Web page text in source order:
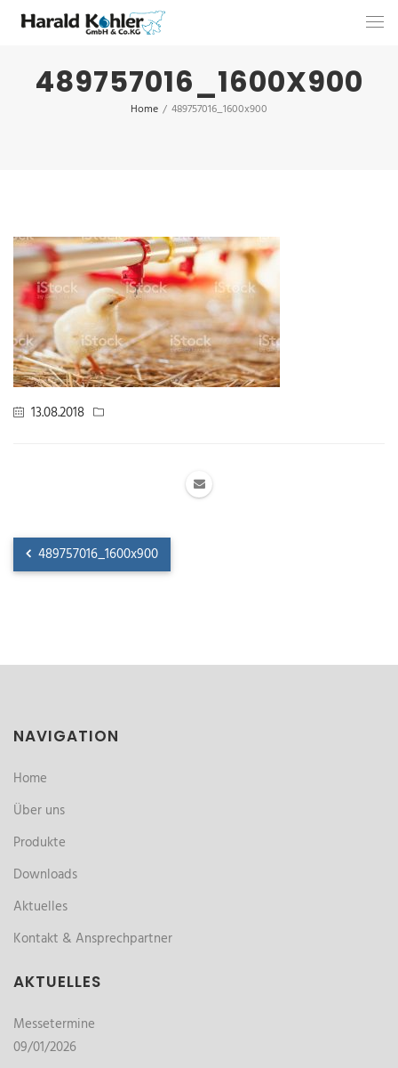
489757016_1600X900
Home / 489757016_1600x900
13.08.2018
489757016_1600x900
NAVIGATION
Home
Über uns
Produkte
Downloads
Aktuelles
Kontakt & Ansprechpartner
AKTUELLES
Messetermine
09/01/2026